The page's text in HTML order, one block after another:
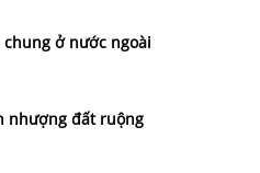
ở nước ngoài
nhượng đất ruộng